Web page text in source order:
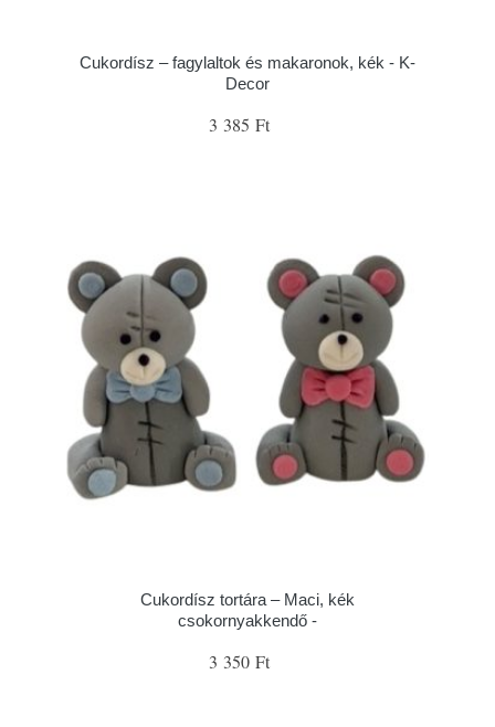
Cukordísz – fagylaltok és makaronok, kék - K-
Decor
3 385 Ft
Cukordísz tortára – Maci, kék
csokornyakkendő -
3 350 Ft